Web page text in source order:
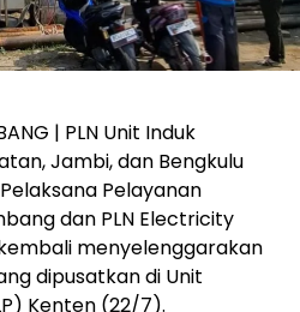
| PLN Unit Induk
Jambi, dan Bengkulu
Pelayanan
dan PLN Electricity
menyelenggarakan
dipusatkan di Unit
Kenten (22/7).